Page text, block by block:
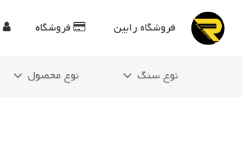
فروشگاه رابین فروشگاه
نوع سنگ نوع محصول